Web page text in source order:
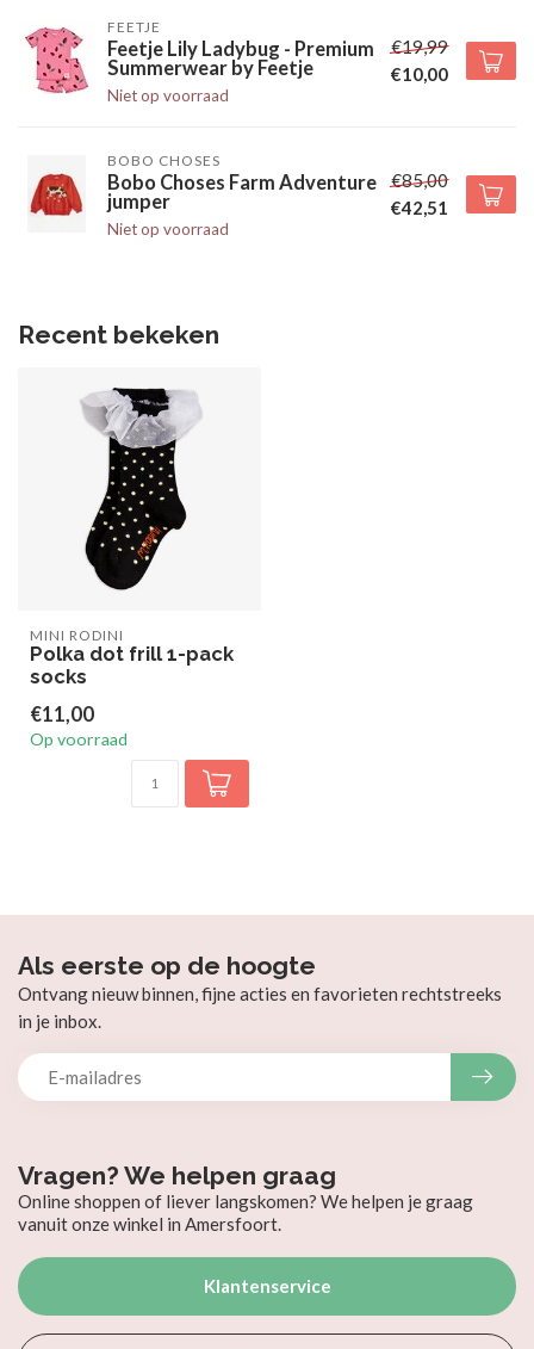
FEETJE
Feetje Lily Ladybug - Premium
Summerwear by Feetje
Niet op voorraad
€19,99
€10,00
BOBO CHOSES
Bobo Choses Farm Adventure
jumper
Niet op voorraad
€85,00
€42,51
Recent bekeken
MINI RODINI
Polka dot frill 1-pack
socks
€11,00
Op voorraad
Vragen? We helpen graag
Online shoppen of liever langskomen? We helpen je graag
vanuit onze winkel in Amersfoort.
Klantenservice
Als eerste op de hoogte
Ontvang nieuw binnen, fijne acties en favorieten rechtstreeks
in je inbox.